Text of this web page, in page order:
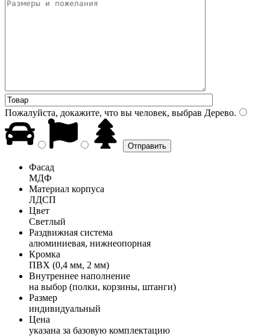
Пожалуйста, докажите, что вы человек, выбрав Дерево.
Фасад
МДФ
Материал корпуса
ЛДСП
Цвет
Светлый
Раздвижная система
алюминиевая, нижнеопорная
Кромка
ПВХ (0,4 мм, 2 мм)
Внутреннее наполнение
на выбор (полки, корзины, штанги)
Размер
индивидуальный
Цена
указана за базовую комплектацию